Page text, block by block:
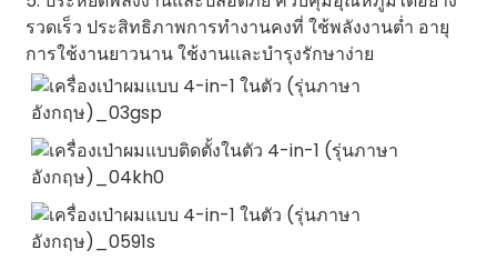
รวดเร็ว ประสิทธิภาพการทำงานคงที่ ใช้พลังงานต่ำ อายุ
การใช้งานยาวนาน ใช้งานและบำรุงรักษาง่าย